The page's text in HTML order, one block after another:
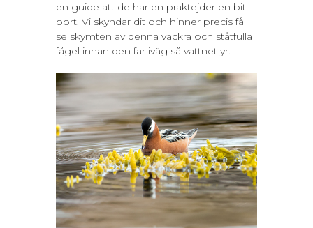
en guide att de har en praktejder en bit
bort. Vi skyndar dit och hinner precis få
se skymten av denna vackra och ståtfulla
fågel innan den far iväg så vattnet yr.